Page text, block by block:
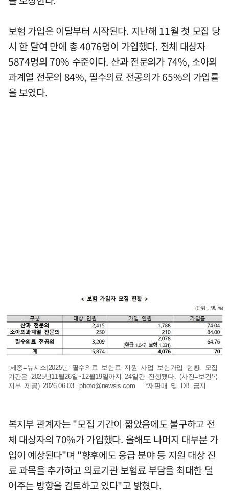
보험 가입은 이달부터 시작된다. 지난해 11월 첫 모집 당
시 한 달여 만에 총 4076명이 가입했다. 전체 대상자
5874명의 70% 수준이다. 산과 전문의가 74%, 소아외
과계열 전문의 84%, 필수의료 전공의가 65%의 가입률
을 보였다.
[세종=뉴시스]2025년 필수의료 보험료 지원 사업 보험가입 현황. 모집
기간은 2025년11월26일~12월19일까지 24일간 진행됐다. (사진=보건복
지부 제공) 2026.06.03.photo@newsis.com *재판매 및 DB 금지
복지부 관계자는 "모집 기간이 짧았음에도 불구하고 전
체 대상자의 70%가 가입했다. 올해도 나머지 대부분 가
입이 예상된다"며 "향후에도 응급 분야 등 지원 대상 진
료 과목을 추가하고 의료기관 보험료 부담을 최대한 덜
어주는 방향을 검토하고 있다"고 밝혔다.